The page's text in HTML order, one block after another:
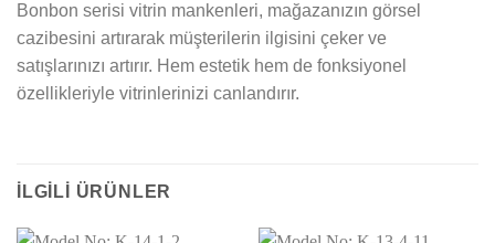
Bonbon serisi vitrin mankenleri, mağazanızın görsel
cazibesini artırarak müşterilerin ilgisini çeker ve
satışlarınızı artırır. Hem estetik hem de fonksiyonel
özellikleriyle vitrinlerinizi canlandırır.
İLGILI ÜRÜNLER